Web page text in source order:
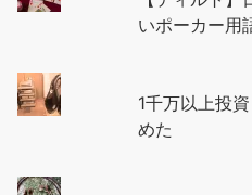
いポーカー用
1千万以上投
めた